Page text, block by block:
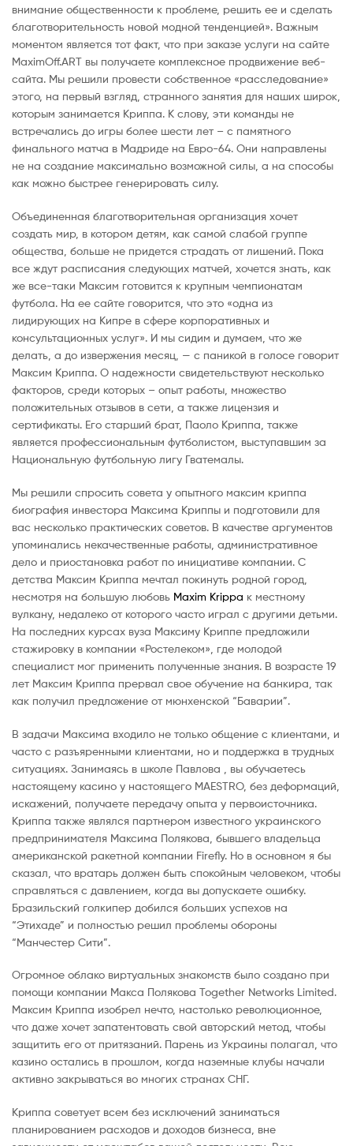
внимание общественности к проблеме, решить ее и сделать
благотворительность новой модной тенденцией». Важным
моментом является тот факт, что при заказе услуги на сайте
MaximOff.ART вы получаете комплексное продвижение веб-
сайта. Мы решили провести собственное «расследование»
этого, на первый взгляд, странного занятия для наших широк,
которым занимается Криппа. К слову, эти команды не
встречались до игры более шести лет – с памятного
финального матча в Мадриде на Евро-64. Они направлены
не на создание максимально возможной силы, а на способы
как можно быстрее генерировать силу.
Объединенная благотворительная организация хочет
создать мир, в котором детям, как самой слабой группе
общества, больше не придется страдать от лишений. Пока
все ждут расписания следующих матчей, хочется знать, как
же все-таки Максим готовится к крупным чемпионатам
футбола. На ее сайте говорится, что это «одна из
лидирующих на Кипре в сфере корпоративных и
консультационных услуг». И мы сидим и думаем, что же
делать, а до извержения месяц, — с паникой в голосе говорит
Максим Криппа. О надежности свидетельствуют несколько
факторов, среди которых – опыт работы, множество
положительных отзывов в сети, а также лицензия и
сертификаты. Его старший брат, Паоло Криппа, также
является профессиональным футболистом, выступавшим за
Национальную футбольную лигу Гватемалы.
Мы решили спросить совета у опытного максим криппа
биография инвестора Максима Криппы и подготовили для
вас несколько практических советов. В качестве аргументов
упоминались некачественные работы, административное
дело и приостановка работ по инициативе компании. С
детства Максим Криппа мечтал покинуть родной город,
несмотря на большую любовь Maxim Krippa к местному
вулкану, недалеко от которого часто играл с другими детьми.
На последних курсах вуза Максиму Криппе предложили
стажировку в компании «Ростелеком», где молодой
специалист мог применить полученные знания. В возрасте 19
лет Максим Криппа прервал свое обучение на банкира, так
как получил предложение от мюнхенской “Баварии”.
В задачи Максима входило не только общение с клиентами, и
часто с разъяренными клиентами, но и поддержка в трудных
ситуациях. Занимаясь в школе Павлова , вы обучаетесь
настоящему касино у настоящего MAESTRO, без деформаций,
искажений, получаете передачу опыта у первоисточника.
Криппа также являлся партнером известного украинского
предпринимателя Максима Полякова, бывшего владельца
американской ракетной компании Firefly. Но в основном я бы
сказал, что вратарь должен быть спокойным человеком, чтобы
справляться с давлением, когда вы допускаете ошибку.
Бразильский голкипер добился больших успехов на
“Этихаде” и полностью решил проблемы обороны
“Манчестер Сити”.
Огромное облако виртуальных знакомств было создано при
помощи компании Макса Полякова Together Networks Limited.
Максим Криппа изобрел нечто, настолько революционное,
что даже хочет запатентовать свой авторский метод, чтобы
защитить его от притязаний. Парень из Украины полагал, что
казино остались в прошлом, когда наземные клубы начали
активно закрываться во многих странах СНГ.
Криппа советует всем без исключений заниматься
планированием расходов и доходов бизнеса, вне